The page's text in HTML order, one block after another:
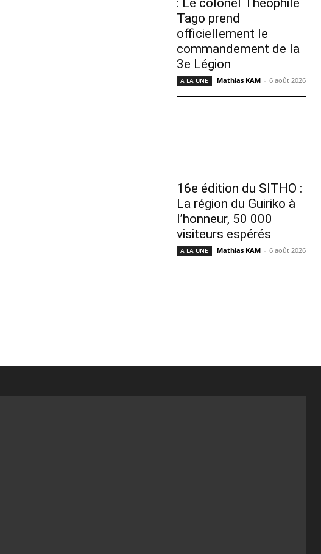
: Le colonel Théophile
Tago prend
officiellement le
commandement de la
3e Légion
A LA UNE Mathias KAM - 6 août 2026
16e édition du SITHO :
La région du Guiriko à
l’honneur, 50 000
visiteurs espérés
A LA UNE Mathias KAM - 6 août 2026